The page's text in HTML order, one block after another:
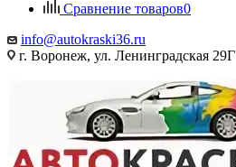
Сравнение товаров0
info@autokraski36.ru
г. Воронеж, ул. Ленинградская 29Г